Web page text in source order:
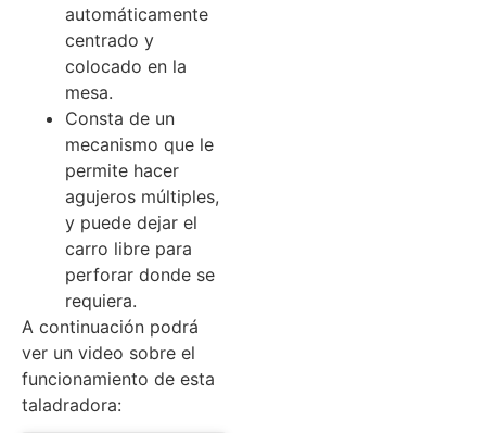
automáticamente
centrado y
colocado en la
mesa.
Consta de un
mecanismo que le
permite hacer
agujeros múltiples,
y puede dejar el
carro libre para
perforar donde se
requiera.
A continuación podrá
ver un video sobre el
funcionamiento de esta
taladradora: